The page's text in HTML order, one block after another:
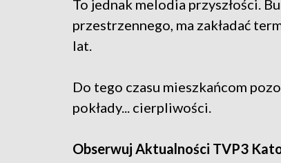
To jednak melodia przyszłości.
przestrzennego, ma zakładać
lat.
Do tego czasu mieszkańcom
pokłady... cierpliwości.
Obserwuj Aktualności TVP3